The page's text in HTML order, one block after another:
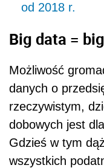
od 2018 r.
Big data =
Możliwość
danych o
rzeczywistym,
dobowych jest
Gdzieś w tym
wszystkich